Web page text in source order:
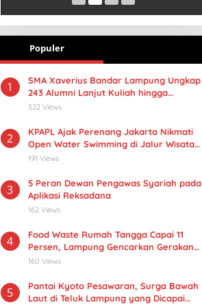
Populer
1
SMA Xaverius Bandar Lampung Ungkap
243 Alumni Lanjut Kuliah hingga
Mancanegara
322 Views
2
KPAPL Ajak Perenang Jakarta Nikmati
Open Water Swimming di Jalur Wisata
Lampung
191 Views
3
5 Peran Dewan Pengawas Syariah pada
Aplikasi Reksadana
162 Views
4
Food Waste Rumah Tangga Capai 11
Persen, Lampung Gencarkan Gerakan
Selamatan Pangan
160 Views
5
Pantai Kyoto Pesawaran, Surga Bawah
Laut di Teluk Lampung yang Dicapai